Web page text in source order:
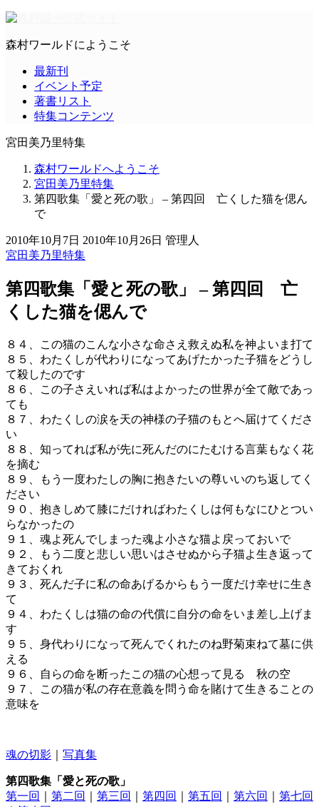
森村ワールドにようこそ
最新刊
イベント予定
著書リスト
特集コンテンツ
宮田美乃里特集
森村ワールドへようこそ
宮田美乃里特集
第四歌集「愛と死の歌」 – 第四回 亡くした猫を偲ん
で
2010年10月7日 2010年10月26日 管理人
宮田美乃里特集
第四歌集「愛と死の歌」 – 第四回 亡
くした猫を偲んで
８４、この猫のこんな小さな命さえ救えぬ私を神よいま打て
８５、わたくしが代わりになってあげたかった子猫をどうし
て殺したのです
８６、この子さえいれば私はよかったの世界が全て敵であっ
ても
８７、わたくしの涙を天の神様の子猫のもとへ届けてくださ
い
８８、知ってれば私が先に死んだのにたむける言葉もなく花
を摘む
８９、もう一度わたしの胸に抱きたいの尊いいのち返してく
ださい
９０、抱きしめて膝にだければわたくしは何もなにひとつい
らなかったの
９１、魂よ死んでしまった魂よ小さな猫よ戻っておいで
９２、もう二度と悲しい思いはさせぬから子猫よ生き返って
きておくれ
９３、死んだ子に私の命あげるからもう一度だけ幸せに生き
て
９４、わたくしは猫の命の代償に自分の命をいま差し上げま
す
９５、身代わりになって死んでくれたのね野菊束ねて墓に供
える
９６、自らの命を断ったこの猫の心想って見る 秋の空
９７、この猫が私の存在意義を問う命を賭けて生きることの
意味を
魂の切影 写真集
第四歌集「愛と死の歌」
第一回
第二回 第三回 第四回 第五回 第六回
第七回